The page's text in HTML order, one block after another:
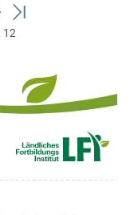
zum
12